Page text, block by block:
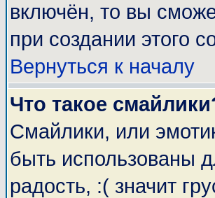
включён, то вы
при создании этого
Вернуться к началу
Что такое
Смайлики, или
быть использованы
радость, :( значит